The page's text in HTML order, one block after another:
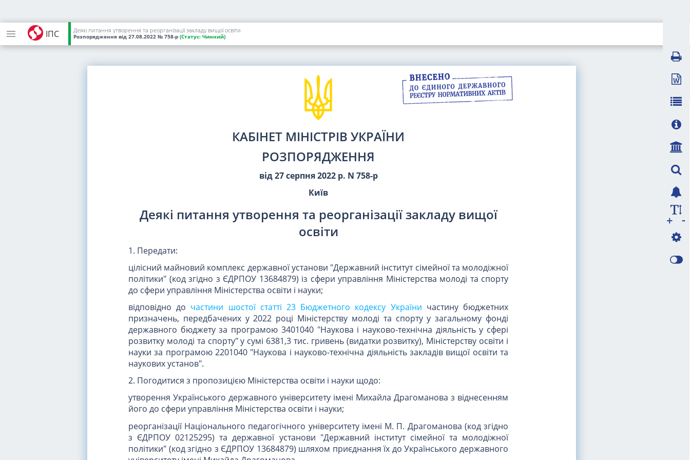
ІПС Деякі питання утворення та реорганізації закладу вищої освіти
Розпорядження від 27.08.2022 № 758-р (Статус: Чинний)
КАБІНЕТ МІНІСТРІВ УКРАЇНИ
РОЗПОРЯДЖЕННЯ
від 27 серпня 2022 р. N 758-р
Київ
Деякі питання утворення та реорганізації закладу вищої
освіти
1. Передати:
цілісний майновий комплекс державної установи "Державний інститут сімейної та молодіжної
політики" (код згідно з ЄДРПОУ 13684879) із сфери управління Міністерства молоді та спорту
до сфери управління Міністерства освіти і науки;
відповідно до частини шостої статті 23 Бюджетного кодексу України частину бюджетних
призначень, передбачених у 2022 році Міністерству молоді та спорту у загальному фонді
державного бюджету за програмою 3401040 "Наукова і науково-технічна діяльність у сфері
розвитку молоді та спорту" у сумі 6381,3 тис. гривень (видатки розвитку), Міністерству освіти і
науки за програмою 2201040 "Наукова і науково-технічна діяльність закладів вищої освіти та
наукових установ".
2. Погодитися з пропозицією Міністерства освіти і науки щодо:
утворення Українського державного університету імені Михайла Драгоманова з віднесенням
його до сфери управління Міністерства освіти і науки;
реорганізації Національного педагогічного університету імені М. П. Драгоманова (код згідно
з ЄДРПОУ 02125295) та державної установи "Державний інститут сімейної та молодіжної
політики" (код згідно з ЄДРПОУ 13684879) шляхом приєднання їх до Українського державного
-
+